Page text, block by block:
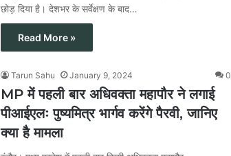
छोड़ दिया है। देशभर के सर्वेक्षण के बाद…
Read More »
Tarun Sahu January 9, 2024 0
MP में पहली बार अधिवक्ता महापौर ने लगाई
पीआईएलः पुष्यमित्र भार्गव करेंगे पैरवी, जानिए
क्या है मामला